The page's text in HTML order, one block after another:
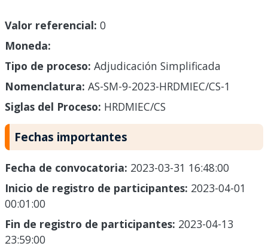
Valor referencial: 0
Moneda:
Tipo de proceso: Adjudicación Simplificada
Nomenclatura: AS-SM-9-2023-HRDMIEC/CS-1
Siglas del Proceso: HRDMIEC/CS
Fechas importantes
Fecha de convocatoria: 2023-03-31 16:48:00
Inicio de registro de participantes: 2023-04-01
00:01:00
Fin de registro de participantes: 2023-04-13
23:59:00